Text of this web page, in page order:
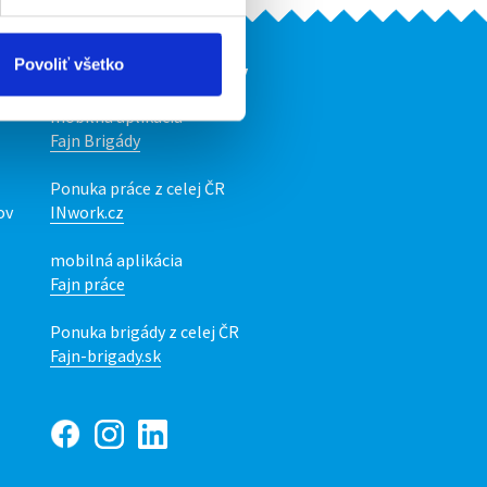
Povoliť všetko
Naše ďalšie projekty
mobilná aplikácia
Fajn Brigády
Ponuka práce z celej ČR
INwork.cz
mobilná aplikácia
Fajn práce
Ponuka brigády z celej ČR
Fajn-brigady.sk